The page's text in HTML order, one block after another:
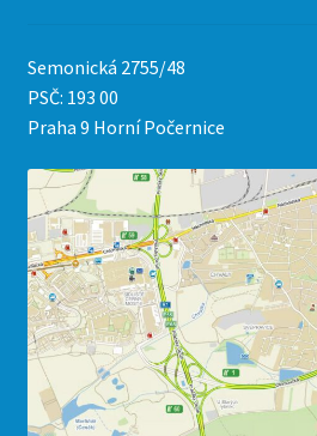
Semonická 2755/48
PSČ: 193 00
Praha 9 Horní Počernice